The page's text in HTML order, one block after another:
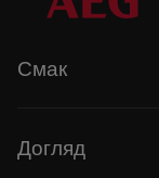
Смак
Mastery range
Рецепти
Догляд